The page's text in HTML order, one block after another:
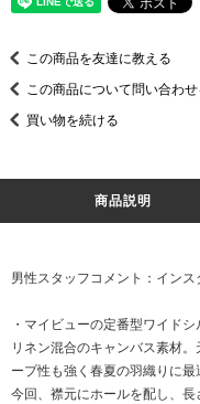
この商品を友達に教える
この商品について問い合わせ
買い物を続ける
商品説明
男性スタッフコメント：インス
・マイビューの定番型ワイド
リネン混合のキャンバス素材
ープ性も強く春夏の羽織りに
今回、襟元にホールを配し、長